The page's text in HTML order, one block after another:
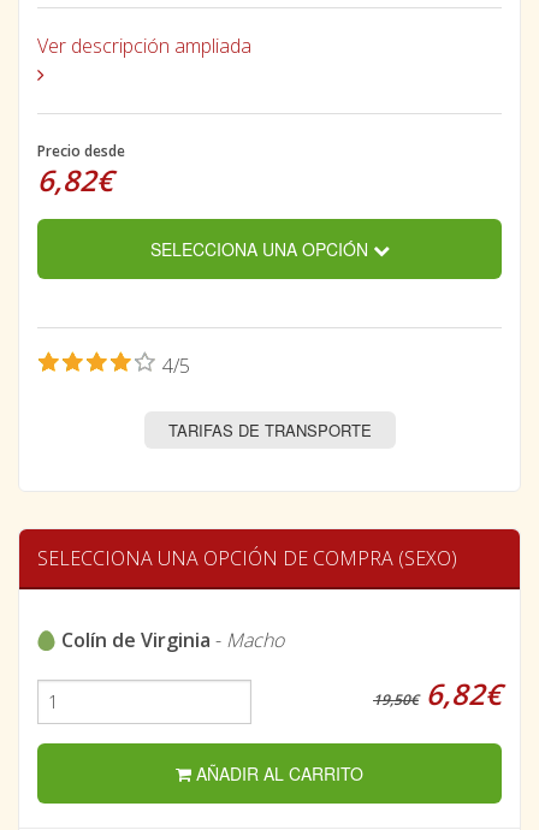
Ver descripción ampliada
Precio desde
6,82€
SELECCIONA UNA OPCIÓN
4/5
TARIFAS DE TRANSPORTE
SELECCIONA UNA OPCIÓN DE COMPRA (SEXO)
Colín de Virginia - Macho
19,50€6,82€
AÑADIR AL CARRITO